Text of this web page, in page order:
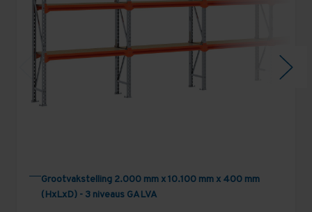
Grootvakstelling 2.000 mm x 10.100 mm x 400 mm
(HxLxD) - 3 niveaus GALVA